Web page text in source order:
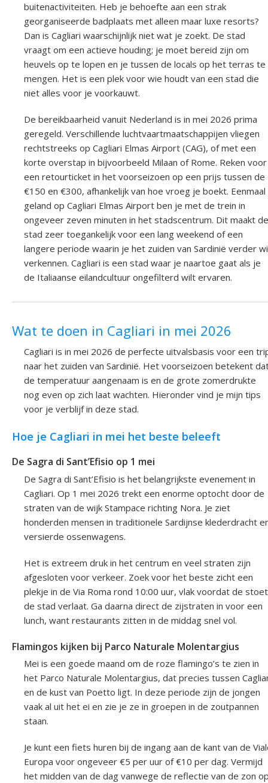
buitenactiviteiten. Heb je behoefte aan een strak
georganiseerde badplaats met alleen maar luxe resorts?
Dan is Cagliari waarschijnlijk niet wat je zoekt. De stad
vraagt om een actieve houding; je moet bereid zijn om
heuvels op te lopen en je tussen de locals op het terras te
mengen. Het is een plek voor wie houdt van een stad die
niet alles voor je voorkauwt.
De bereikbaarheid vanuit Nederland is in mei 2026 prima
geregeld. Verschillende luchtvaartmaatschappijen vliegen
rechtstreeks op Cagliari Elmas Airport (CAG), of met een
korte overstap in bijvoorbeeld Milaan of Rome. Reken voor
een retourticket in het voorseizoen op een prijs tussen de
€150 en €300, afhankelijk van hoe vroeg je boekt. Eenmaal
geland op Cagliari Elmas Airport ben je met de trein in
ongeveer zeven minuten in het stadscentrum. Dit maakt de
stad zeer toegankelijk voor een lang weekend of een
langere periode waarin je het zuiden van Sardinië verder
verkennen. Cagliari is een stad waar je naartoe gaat als je
de Italiaanse eilandcultuur ongefilterd wilt ervaren.
Wat te doen in Cagliari in mei 2026
Cagliari is in mei 2026 de perfecte uitvalsbasis voor een
naar het zuiden van Sardinië. Het voorseizoen betekent
de temperatuur aangenaam is en de grote zomerdrukte
nog even op zich laat wachten. Hieronder vind je mijn tips
voor je verblijf in deze stad.
Hoe je Cagliari in mei het beste beleeft
De Sagra di Sant’Efisio op 1 mei
De Sagra di Sant’Efisio is het belangrijkste evenement in
Cagliari. Op 1 mei 2026 trekt een enorme optocht door de
straten van de wijk Stampace richting Nora. Je ziet
honderden mensen in traditionele Sardijnse klederdracht
versierde ossenwagens.
Het is extreem druk in het centrum en veel straten zijn
afgesloten voor verkeer. Zoek voor het beste zicht een
plekje in de Via Roma rond 10:00 uur, vlak voordat de stoet
de stad verlaat. Ga daarna direct de zijstraten in voor een
lunch, want restaurants zitten in de middag snel vol.
Flamingos kijken bij Parco Naturale Molentargius
Mei is een goede maand om de roze flamingo’s te zien in
het Parco Naturale Molentargius, dat precies tussen
en de kust van Poetto ligt. In deze periode zijn de jongen
vaak al uit het ei en zie je ze in groepen in de zoutpannen
staan.
Je kunt een fiets huren bij de ingang aan de kant van de
Europa voor ongeveer €5 per uur of €10 per dag. Vermijd
het midden van de dag vanwege de reflectie van de zon